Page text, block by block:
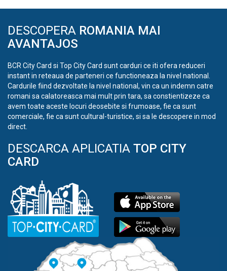
DESCOPERA ROMANIA MAI
AVANTAJOS
BCR City Card si Top City Card sunt carduri ce iti ofera reduceri
instant in reteaua de parteneri ce functioneaza la nivel national.
Cardurile fiind dezvoltate la nivel national, vin ca un indemn catre
romani sa calatoreasca mai mult prin tara, sa constientizeze ca
avem toate aceste locuri deosebite si frumoase, fie ca sunt
comerciale, fie ca sunt cultural-turistice, si sa le descopere in mod
direct.
DESCARCA APLICATIA TOP CITY
CARD